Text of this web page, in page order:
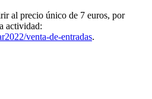
al precio único de 7 euros, por
actividad:
venta-de-entradas.